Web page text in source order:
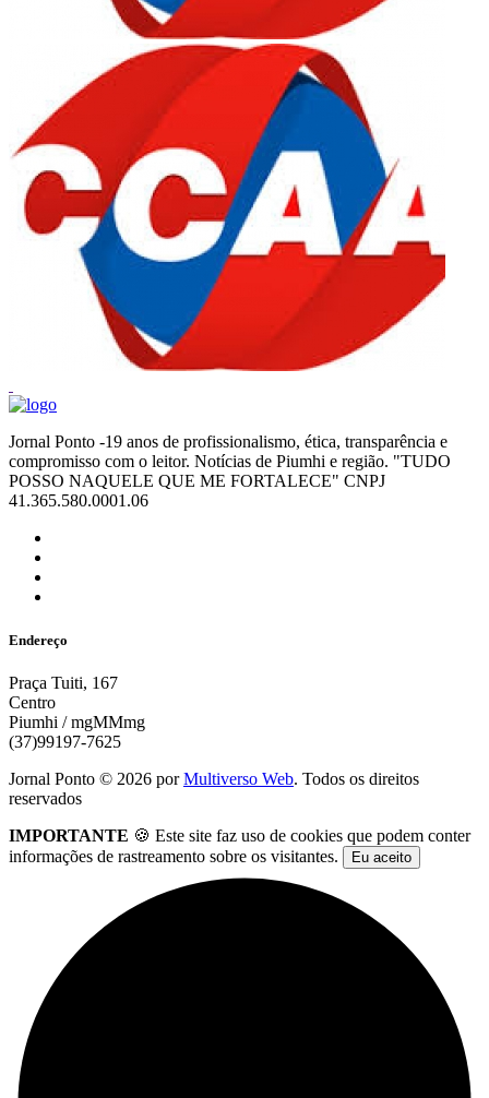
Jornal Ponto -19 anos de profissionalismo, ética, transparência e
compromisso com o leitor. Notícias de Piumhi e região. "TUDO
POSSO NAQUELE QUE ME FORTALECE" CNPJ
41.365.580.0001.06
Endereço
Praça Tuiti, 167
Centro
Piumhi / mgMMmg
(37)99197-7625
Jornal Ponto © 2026 porMultiverso Web. Todos os direitos
reservados
IMPORTANTE 🍪 Este site faz uso de cookies que podem conter
informações de rastreamento sobre os visitantes.
Eu aceito